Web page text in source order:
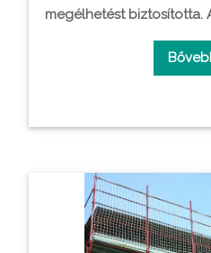
megélhetést biztosí­totta.